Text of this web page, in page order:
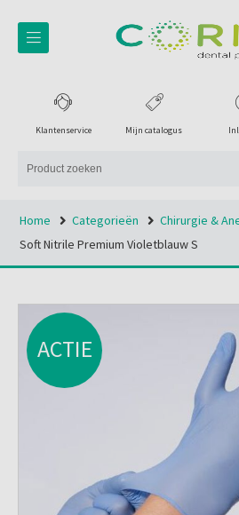
Mijn catalogus
Klantenservice
Home Categorieën Chirurgie &
Soft Nitrile Premium Violetblauw S
ACTIE